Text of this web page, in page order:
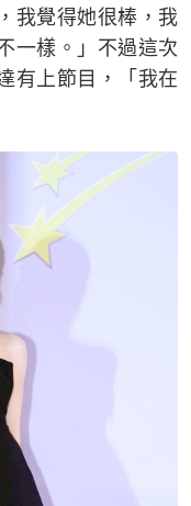
我覺得她很棒，我
一樣。」不過這次
有上節目，「我在